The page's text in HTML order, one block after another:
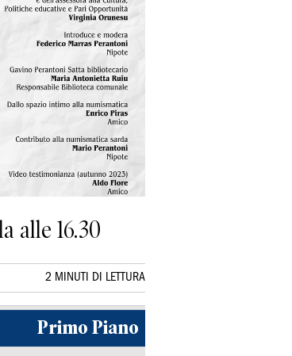
alle 16.30
2 MINUTI DI LETTURA
Primo Piano